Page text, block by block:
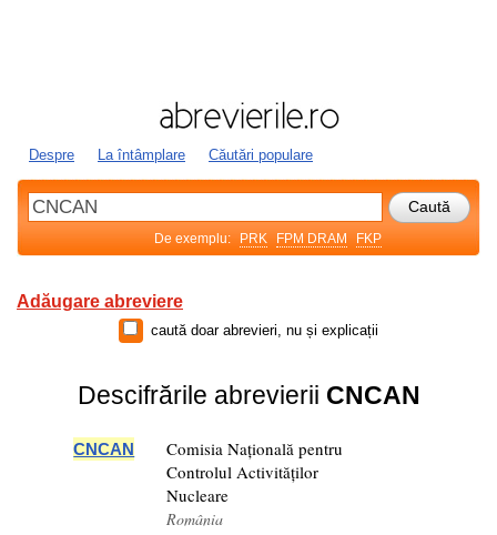
Despre La întâmplare Căutări populare
De exemplu: PRK FPM DRAM FKP
Adăugare abreviere
caută doar abrevieri, nu și explicații
Descifrările abrevierii CNCAN
CNCAN
Comisia Națională pentru
Controlul Activităților
Nucleare
România